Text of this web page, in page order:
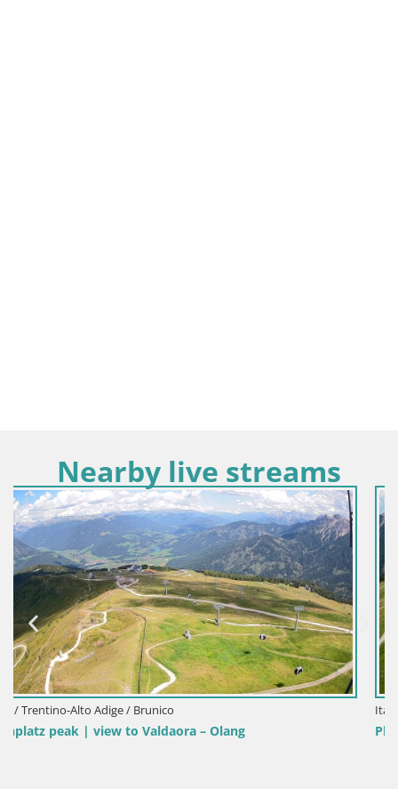
Nearby live streams
Italia / Trentino-Alto Adige / Brunico
Plan de Corones | Vetta | 2275m